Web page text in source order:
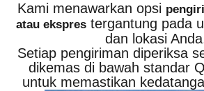
Kami menawarkan opsi
atau ekspres tergantung pada
dan lokasi
Setiap pengiriman diperiksa
dikemas di bawah standar
untuk memastikan